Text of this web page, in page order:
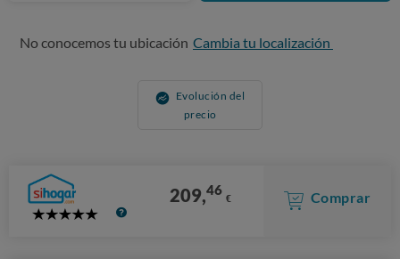
No conocemos tu ubicación Cambia tu localización
Evolución del
precio
5
209,46 € Comprar